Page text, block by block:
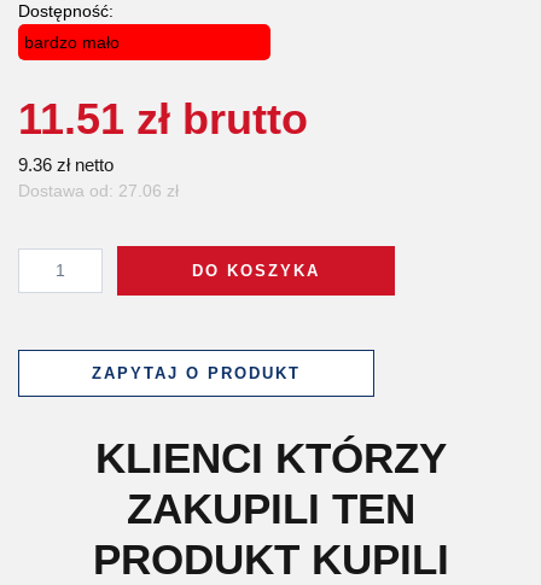
Dostępność:
bardzo mało
11.51 zł brutto
9.36 zł netto
Dostawa od: 27.06 zł
DO KOSZYKA
ZAPYTAJ O PRODUKT
KLIENCI KTÓRZY
ZAKUPILI TEN
PRODUKT KUPILI